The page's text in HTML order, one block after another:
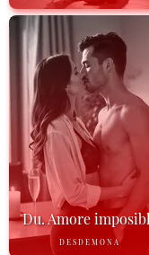
Du. Amore
DESDEMONA